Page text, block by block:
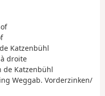
Katzenbühl
droite
de Katzenbühl
Weggab. Vorderzinken/